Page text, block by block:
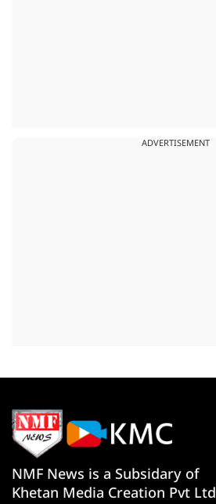
ADVERTISEMENT
NMF News is a Subsidary of
Khetan Media Creation Pvt Ltd